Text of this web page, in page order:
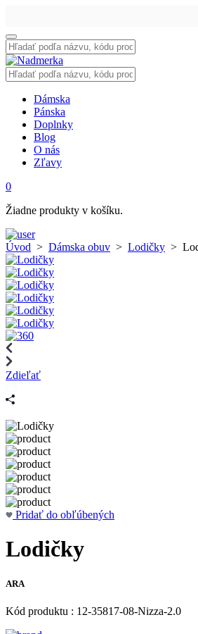
Vyhľadať:
Vyhľadať:
Dámska
Pánska
Doplnky
Blog
O nás
Zľavy
0
Žiadne produkty v košíku.
Úvod > Dámska obuv > Lodičky >
Zdieľať
Pridať do obľúbených
Lodičky
ARA
Kód produktu : 12-35817-08-Nizza-2.0